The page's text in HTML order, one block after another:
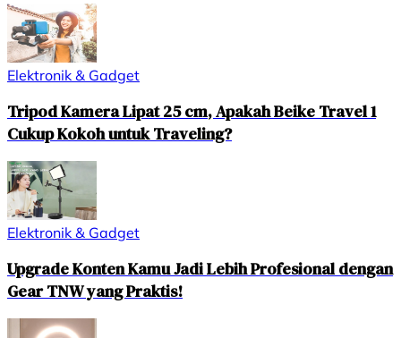
Elektronik & Gadget
Tripod Kamera Lipat 25 cm, Apakah Beike Travel 1
Cukup Kokoh untuk Traveling?
Elektronik & Gadget
Upgrade Konten Kamu Jadi Lebih Profesional dengan
Gear TNW yang Praktis!